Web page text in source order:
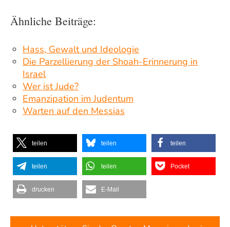
Ähnliche Beiträge:
Hass, Gewalt und Ideologie
Die Parzellierung der Shoah-Erinnerung in
Israel
Wer ist Jude?
Emanzipation im Judentum
Warten auf den Messias
teilen teilen teilen
teilen teilen Pocket
drucken E-Mail